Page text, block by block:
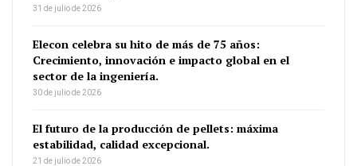
31 de julio de 2026
Elecon celebra su hito de más de 75 años:
Crecimiento, innovación e impacto global en el
sector de la ingeniería.
30 de julio de 2026
El futuro de la producción de pellets: máxima
estabilidad, calidad excepcional.
21 de julio de 2026